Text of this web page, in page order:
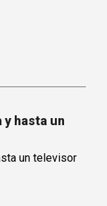
y hasta un